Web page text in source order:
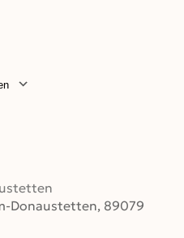
Donaustetten, 89079